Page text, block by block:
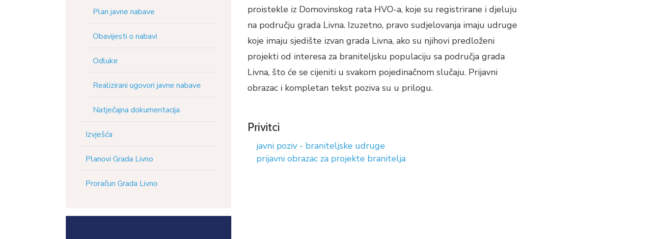
Plan javne nabave
Obavijesti o nabavi
Odluke
Realizirani ugovori javne nabave
Natječajna dokumentacija
Izvješća
Planovi Grada Livno
Proračun Grada Livno
proistekle iz Domovinskog rata HVO-a, koje su registrirane i djeluju
na području grada Livna. Izuzetno, pravo sudjelovanja imaju udruge
koje imaju sjedište izvan grada Livna, ako su njihovi predloženi
projekti od interesa za braniteljsku populaciju sa područja grada
Livna, što će se cijeniti u svakom pojedinačnom slučaju. Prijavni
obrazac i kompletan tekst poziva su u prilogu.
Privitci
javni poziv - braniteljske udruge
prijavni obrazac za projekte branitelja